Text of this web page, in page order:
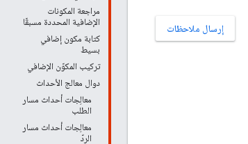
مراجعة المكونات
الإضافية المحددة مسبقًا
كتابة مكون إضافي
بسيط
تركيب المكوّن الإضافي
دوال معالج الأحداث
معالِجات أحداث مسار
الطلب
معالِجات أحداث مسار
الردّ
إرسال ملاحظات